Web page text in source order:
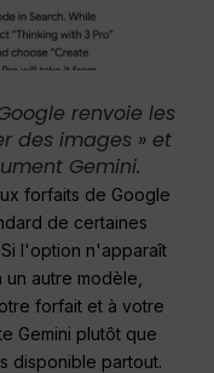
renvoie les
des images » et
Gemini.
forfaits de Google
de certaines
l'option n'apparaît
autre modèle,
forfait et à votre
Gemini plutôt que
disponible partout.